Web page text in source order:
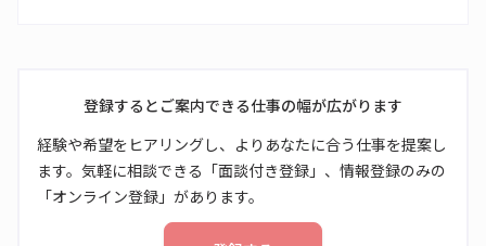
登録するとご案内できる仕事の幅が広がります
経験や希望をヒアリングし、よりあなたに合う仕事を提案し
ます。気軽に相談できる「面談付き登録」、情報登録のみの
「オンライン登録」があります。